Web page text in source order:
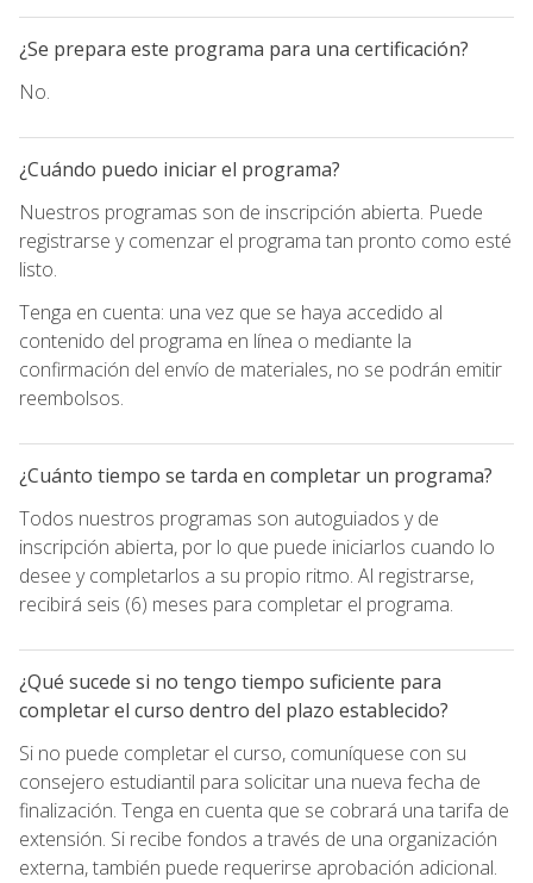
¿Se prepara este programa para una certificación?
No.
¿Cuándo puedo iniciar el programa?
Nuestros programas son de inscripción abierta. Puede
registrarse y comenzar el programa tan pronto como esté
listo.
Tenga en cuenta: una vez que se haya accedido al
contenido del programa en línea o mediante la
confirmación del envío de materiales, no se podrán emitir
reembolsos.
¿Cuánto tiempo se tarda en completar un programa?
Todos nuestros programas son autoguiados y de
inscripción abierta, por lo que puede iniciarlos cuando lo
desee y completarlos a su propio ritmo. Al registrarse,
recibirá seis (6) meses para completar el programa.
¿Qué sucede si no tengo tiempo suficiente para
completar el curso dentro del plazo establecido?
Si no puede completar el curso, comuníquese con su
consejero estudiantil para solicitar una nueva fecha de
finalización. Tenga en cuenta que se cobrará una tarifa de
extensión. Si recibe fondos a través de una organización
externa, también puede requerirse aprobación adicional.